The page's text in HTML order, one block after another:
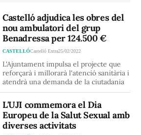
Castelló adjudica les obres del
nou ambulatori del grup
Benadressa per 124.500 €
CASTELLÓCastelló Extra25/02/2022
L'Ajuntament impulsa el projecte que
reforçarà i millorarà l'atenció sanitària i
atendrà una demanda de la ciutadania
L'UJI commemora el Dia
Europeu de la Salut Sexual amb
diverses activitats